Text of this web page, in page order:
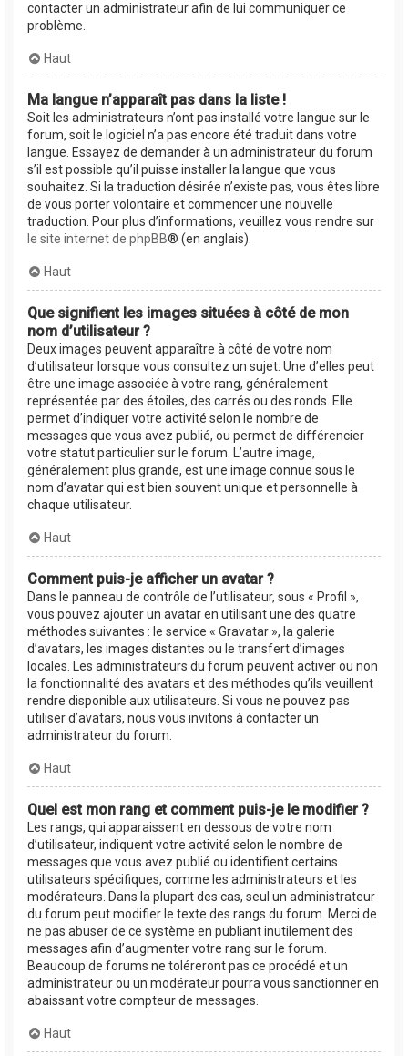
contacter un administrateur afin de lui communiquer ce
problème.
Haut
Ma langue n’apparaît pas dans la liste !
Soit les administrateurs n’ont pas installé votre langue sur le
forum, soit le logiciel n’a pas encore été traduit dans votre
langue. Essayez de demander à un administrateur du forum
s’il est possible qu’il puisse installer la langue que vous
souhaitez. Si la traduction désirée n’existe pas, vous êtes libre
de vous porter volontaire et commencer une nouvelle
traduction. Pour plus d’informations, veuillez vous rendre sur
le site internet de phpBB® (en anglais).
Haut
Que signifient les images situées à côté de mon
nom d’utilisateur ?
Deux images peuvent apparaître à côté de votre nom
d’utilisateur lorsque vous consultez un sujet. Une d’elles peut
être une image associée à votre rang, généralement
représentée par des étoiles, des carrés ou des ronds. Elle
permet d’indiquer votre activité selon le nombre de
messages que vous avez publié, ou permet de différencier
votre statut particulier sur le forum. L’autre image,
généralement plus grande, est une image connue sous le
nom d’avatar qui est bien souvent unique et personnelle à
chaque utilisateur.
Haut
Comment puis-je afficher un avatar ?
Dans le panneau de contrôle de l’utilisateur, sous « Profil »,
vous pouvez ajouter un avatar en utilisant une des quatre
méthodes suivantes : le service « Gravatar », la galerie
d’avatars, les images distantes ou le transfert d’images
locales. Les administrateurs du forum peuvent activer ou non
la fonctionnalité des avatars et des méthodes qu’ils veuillent
rendre disponible aux utilisateurs. Si vous ne pouvez pas
utiliser d’avatars, nous vous invitons à contacter un
administrateur du forum.
Haut
Quel est mon rang et comment puis-je le modifier ?
Les rangs, qui apparaissent en dessous de votre nom
d’utilisateur, indiquent votre activité selon le nombre de
messages que vous avez publié ou identifient certains
utilisateurs spécifiques, comme les administrateurs et les
modérateurs. Dans la plupart des cas, seul un administrateur
du forum peut modifier le texte des rangs du forum. Merci de
ne pas abuser de ce système en publiant inutilement des
messages afin d’augmenter votre rang sur le forum.
Beaucoup de forums ne toléreront pas ce procédé et un
administrateur ou un modérateur pourra vous sanctionner en
abaissant votre compteur de messages.
Haut